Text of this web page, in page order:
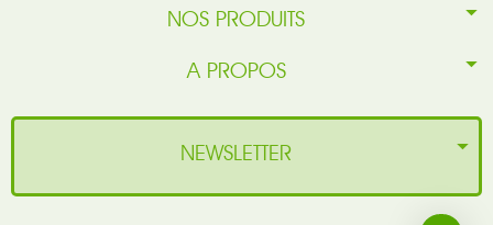
NOS PRODUITS
A PROPOS
NEWSLETTER